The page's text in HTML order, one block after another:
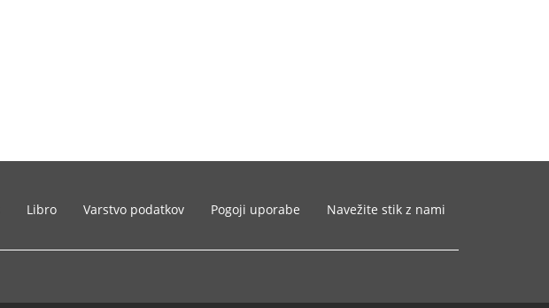
Libro Varstvo podatkov Pogoji uporabe Navežite stik z nami